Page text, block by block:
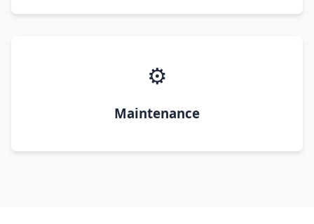
⚙️
Maintenance